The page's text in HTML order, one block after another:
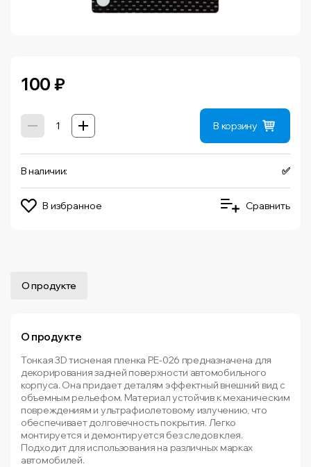
100 ₽
В корзину
В наличии: ✅
В избранное Сравнить
О продукте
О продукте
Тонкая 3D тисненая пленка PE-026 предназначена для
декорирования задней поверхности автомобильного
корпуса. Она придает деталям эффектный внешний вид с
объемным рельефом. Материал устойчив к механическим
повреждениям и ультрафиолетовому излучению, что
обеспечивает долговечность покрытия. Легко
монтируется и демонтируется без следов клея.
Подходит для использования на различных марках
автомобилей.